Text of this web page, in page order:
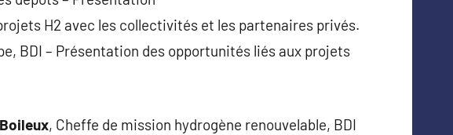
H2 avec les collectivités et les partenaires privés.
BDI – Présentation des opportunités liés aux projets
, Cheffe de mission hydrogène renouvelable, BDI